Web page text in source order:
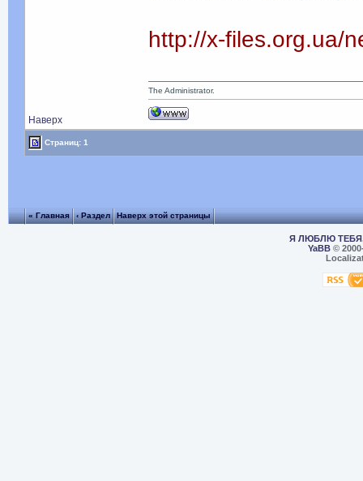
http://x-files.org.ua/
Наверх
The Administrator.
Страниц: 1
« Главная ‹ Раздел Наверх этой страницы
Я ЛЮБЛЮ
YaBB©